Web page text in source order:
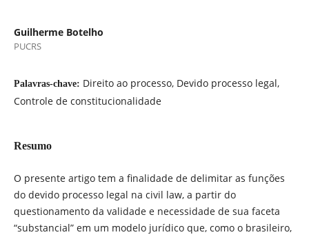
Guilherme Botelho
PUCRS
Palavras-chave: Direito ao processo, Devido processo legal,
Controle de constitucionalidade
Resumo
O presente artigo tem a finalidade de delimitar as funções
do devido processo legal na civil law, a partir do
questionamento da validade e necessidade de sua faceta
“substancial” em um modelo jurídico que, como o brasileiro,